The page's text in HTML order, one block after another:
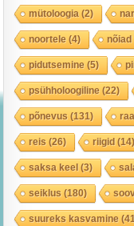
mütoloogia (2)
noortele (4) nõiad
pidutsemine (5)
psühholoogiline (22)
põnevus (131)
reis (26) riigid(14)
saksa keel(3)
seiklus (180)
suureks kasvamine